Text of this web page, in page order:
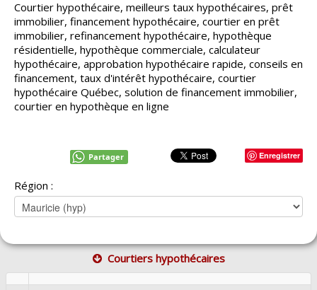
Courtier hypothécaire, meilleurs taux hypothécaires, prêt
immobilier, financement hypothécaire, courtier en prêt
immobilier, refinancement hypothécaire, hypothèque
résidentielle, hypothèque commerciale, calculateur
hypothécaire, approbation hypothécaire rapide, conseils en
financement, taux d'intérêt hypothécaire, courtier
hypothécaire Québec, solution de financement immobilier,
courtier en hypothèque en ligne
Enregistrer
Partager
Région :
Courtiers hypothécaires